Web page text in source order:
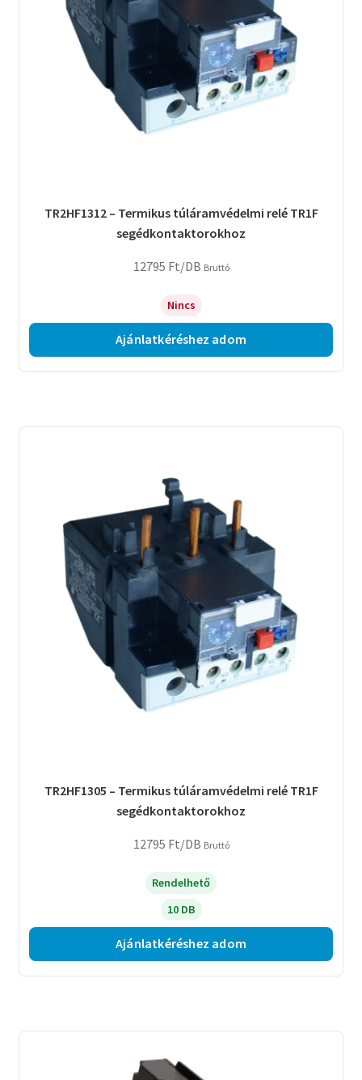
TR2HF1312 – Termikus túláramvédelmi relé TR1F
segédkontaktorokhoz
12795 Ft/DB Bruttó
Nincs
Ajánlatkéréshez adom
TR2HF1305 – Termikus túláramvédelmi relé TR1F
segédkontaktorokhoz
12795 Ft/DB Bruttó
Rendelhető
10 DB
Ajánlatkéréshez adom